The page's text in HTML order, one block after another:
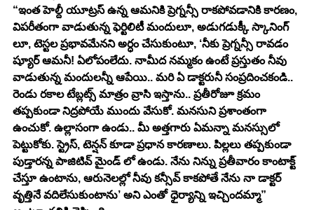
“ఇంత హెల్దీ యూట్రస్ ఉన్న ఆమనికి ప్రెగ్నన్సీ రాకపోవడానికి కారణం,
విపరీతంగా వాడుతున్న ఫెర్టిలిటీ మందులూ, అడుగడుక్కీ స్కానింగ్
లూ, టెస్టల ప్రభావమేనని అర్ధం చేసుకుంటూ, ‘నీకు ప్రెగ్నన్సీ రావడం
ష్యూర్ ఆమనీ! ఏలోపంలేదు. నామీద నమ్మకం ఉంటే ప్రస్తుతం నీవు
వాడుతున్న మందులన్నీ ఆపేయి.. మరి ఏ డాక్టరునీ సంప్రదించకండి..
రెండు రకాల టేబ్లట్స్ మాత్రం వ్రాసి ఇస్తాను.. ప్రతీరోజూ క్రమం
తప్పకుండా నిద్రపోయే ముందు వేసుకో. మనసుని ప్రశాంతంగా
ఉంచుకో. ఉల్లాసంగా ఉండు.. మీ అత్తగారు ఏమన్నా మనస్సులో
పెట్టుకోకు. స్ట్రెస్, టెన్షన్ కూడా ప్రధాన కారణాలు. పిల్లలు తప్పకుండా
పుడ్తారన్న పాజిటివ్ మైండ్ లో ఉండు. నేను నిన్ను ప్రతీవారం కాంటాక్ట్
చేస్తూ ఉంటాను, ఆరునెలల్లో నీవు కన్సీవ్ కాకపోతే నేను నా డాక్టర్
వృత్తినే వదిలేసుకుంటాను’ అని ఎంతో ధైర్యాన్ని ఇచ్చిందమ్మా”